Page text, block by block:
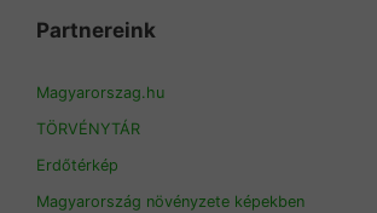
Partnereink
Magyarorszag.hu
TÖRVÉNYTÁR
Erdőtérkép
Magyarország növényzete képekben